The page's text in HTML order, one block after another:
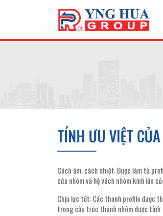
TÍNH ƯU VIỆT
Cách âm, cách nhiệt: Được làm từ
cửa nhôm và hệ vách nhôm kính lớn
Chịu lực tốt: Các thanh profile được
trong cấu trúc thanh nhôm được tính